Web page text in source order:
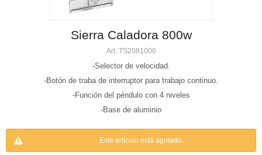
Sierra Caladora 800w
TS2081006
-Selector de velocidad.
-Botón de traba de interruptor para trabajo continuo.
-Función del péndulo con 4 niveles
-Base de aluminio
Este artículo está agotado.